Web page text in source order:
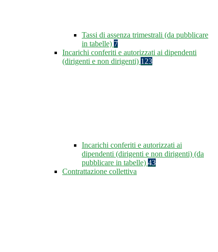
Tassi di assenza trimestrali (da pubblicare
in tabelle) 7
Incarichi conferiti e autorizzati ai dipendenti
(dirigenti e non dirigenti) 123
Incarichi conferiti e autorizzati ai
dipendenti (dirigenti e non dirigenti) (da
pubblicare in tabelle) 43
Contrattazione collettiva